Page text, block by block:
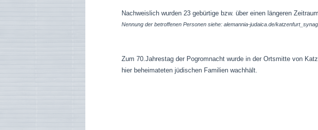
Nachweislich wurden 23 gebürtige bzw. über einen längeren
Nennung der betroffenen Personen siehe: alemannia-judaica.de/
Zum 70.Jahrestag der Pogromnacht wurde in der Ortsmitte von
hier beheimateten jüdischen Familien wachhält.